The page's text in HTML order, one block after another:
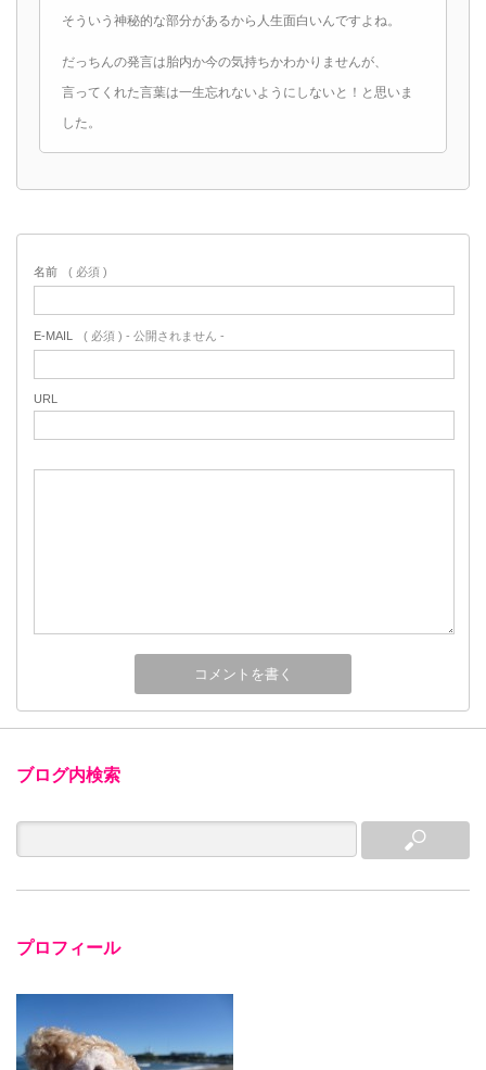
そういう神秘的な部分があるから人生面白いんですよね。
だっちんの発言は胎内か今の気持ちかわかりませんが、
言ってくれた言葉は一生忘れないようにしないと！と思いま
した。
名前 ( 必須 )
E-MAIL ( 必須 ) - 公開されません -
URL
ブログ内検索
プロフィール